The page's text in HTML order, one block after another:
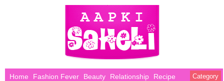
Home Fashion Fever Beauty Relationship Recipe Category